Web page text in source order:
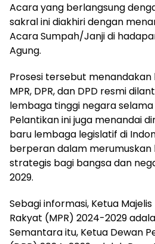
Acara yang berlangsung
sakral ini diakhiri dengan
Acara Sumpah/Janji di
Agung.
Prosesi tersebut
MPR, DPR, dan DPD resmi
lembaga tinggi negara
Pelantikan ini juga menandai
baru lembaga legislatif di
berperan dalam
strategis bagi bangsa dan
2029.
Sebagi informasi, Ketua
Rakyat (MPR) 2024-2029
Semantara itu, Ketua Dewan